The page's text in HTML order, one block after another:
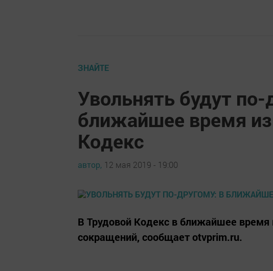
ЗНАЙТЕ
Увольнять будут по-
ближайшее время
Кодекс
автор, 12 мая 2019 - 19:00
В Трудовой Кодекс в ближайшее
сокращений, сообщает otvprim.ru.